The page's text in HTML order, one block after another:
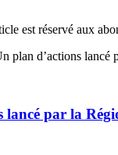
est réservé aux
par la